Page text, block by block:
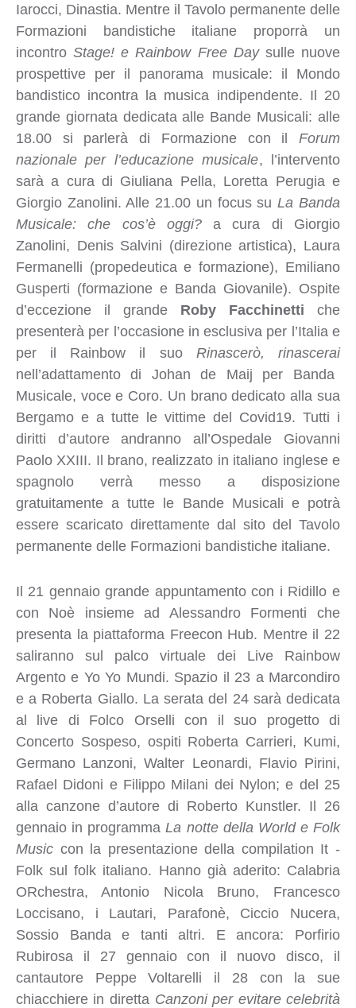
Iarocci, Dinastia. Mentre il Tavolo permanente delle
Formazioni bandistiche italiane proporrà un
incontroStage! e Rainbow Free Daysulle nuove
prospettive per il panorama musicale: il Mondo
bandistico incontra la musica indipendente. Il 20
grande giornata dedicata alle Bande Musicali: alle
18.00 si parlerà di Formazione con il Forum
nazionale per l’educazione musicale, l’intervento
sarà a cura di Giuliana Pella, Loretta Perugia e
Giorgio Zanolini. Alle 21.00 un focus su La Banda
Musicale: che cos’è oggi?a cura di Giorgio
Zanolini, Denis Salvini (direzione artistica), Laura
Fermanelli (propedeutica e formazione), Emiliano
Gusperti (formazione e Banda Giovanile). Ospite
d’eccezione il grande Roby Facchinetti che
presenterà per l’occasione in esclusiva per l’Italia e
per il Rainbow il suo Rinascerò, rinascerai
nell’adattamento di Johan de Maij per Banda
Musicale, voce e Coro. Un brano dedicato alla sua
Bergamo e a tutte le vittime del Covid19. Tutti i
diritti d’autore andranno all’Ospedale Giovanni
Paolo XXIII. Il brano, realizzato in italiano inglese e
spagnolo verrà messo a disposizione
gratuitamente a tutte le Bande Musicali e potrà
essere scaricato direttamente dal sito del Tavolo
permanente delle Formazioni bandistiche italiane.
Il 21 gennaio grande appuntamento con i Ridillo e
con Noè insieme ad Alessandro Formenti che
presenta la piattaforma Freecon Hub. Mentre il 22
saliranno sul palco virtuale dei Live Rainbow
Argento e Yo Yo Mundi. Spazio il 23 a Marcondiro
e a Roberta Giallo. La serata del 24 sarà dedicata
al live di Folco Orselli con il suo progetto di
Concerto Sospeso, ospiti Roberta Carrieri, Kumi,
Germano Lanzoni, Walter Leonardi, Flavio Pirini,
Rafael Didoni e Filippo Milani dei Nylon; e del 25
alla canzone d’autore di Roberto Kunstler. Il 26
gennaio in programma La notte della World e Folk
Musiccon la presentazione della compilation It -
Folk sul folk italiano. Hanno già aderito: Calabria
ORchestra, Antonio Nicola Bruno, Francesco
Loccisano, i Lautari, Parafonè, Ciccio Nucera,
Sossio Banda e tanti altri. E ancora: Porfirio
Rubirosa il 27 gennaio con il nuovo disco, il
cantautore Peppe Voltarelli il 28 con la sue
chiacchiere in diretta Canzoni per evitare celebrità